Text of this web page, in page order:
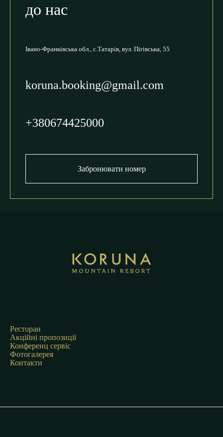
до нас
Івано-Франківська обл., с.Татарів, вул. Пігівська, 55
koruna.booking@gmail.com
+380674425000
Забронювати номер
Ресторан
Акційні пропозиції
Конференц сервіс
Фотогалерея
Контакти